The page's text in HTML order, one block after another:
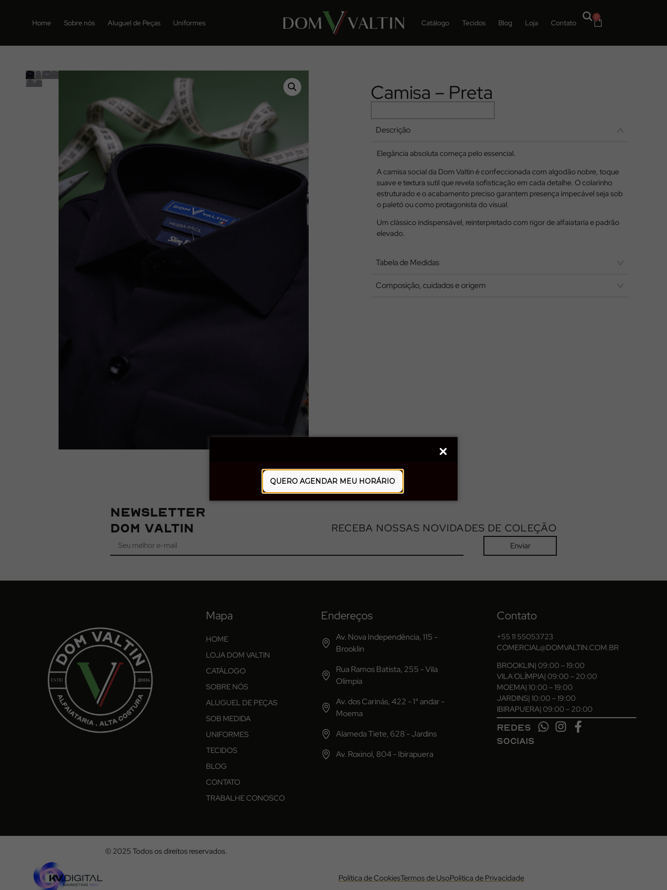
QUERO AGENDAR MEU HORÁRIO
Home Sobre nós Aluguel de Peças Uniformes Catálogo Tecidos Blog Loja Contato
0
Camisa – Preta
Descrição
Elegância absoluta começa pelo essencial.
A camisa social da Dom Valtin é confeccionada com algodão nobre, toque
suave e textura sutil que revela sofisticação em cada detalhe. O colarinho
estruturado e o acabamento preciso garantem presença impecável seja sob
o paletó ou como protagonista do visual.
Um clássico indispensável, reinterpretado com rigor de alfaiataria e padrão
elevado.
Tabela de Medidas
Composição, cuidados e origem
NEWSLETTER
DOM VALTIN
RECEBA NOSSAS NOVIDADES DE COLEÇÃO
Enviar
Mapa
HOME
LOJA DOM VALTIN
CATÁLOGO
SOBRE NÓS
ALUGUEL DE PEÇAS
SOB MEDIDA
UNIFORMES
TECIDOS
BLOG
CONTATO
TRABALHE CONOSCO
Endereços
Av. Nova Independência, 115 -
Brooklin
Rua Ramos Batista, 255 - Vila
Olímpia
Av. dos Carinás, 422 - 1° andar -
Moema
Alameda Tiete, 628 - Jardins
Av. Roxinol, 804 - Ibirapuera
Contato
+55 11 55053723
COMERCIAL@DOMVALTIN.COM.BR
BROOKLIN| 09:00 – 19:00
VILA OLÍMPIA| 09:00 – 20:00
MOEMA| 10:00 – 19:00
JARDINS| 10:00 – 19:00
IBIRAPUERA| 09:00 – 20:00
REDES
SOCIAIS
© 2025 Todos os direitos reservados.
Política de CookiesTermos de UsoPolítica de Privacidade